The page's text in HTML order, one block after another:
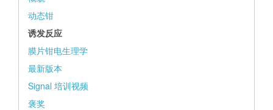
动态钳
诱发反应
膜片钳电生理学
最新版本
Signal 培训视频
褒奖